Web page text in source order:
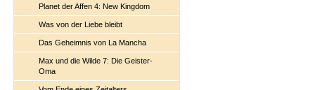
Planet der Affen 4: New Kingdom
Was von der Liebe bleibt
Das Geheimnis von La Mancha
Max und die Wilde 7: Die Geister-
Oma